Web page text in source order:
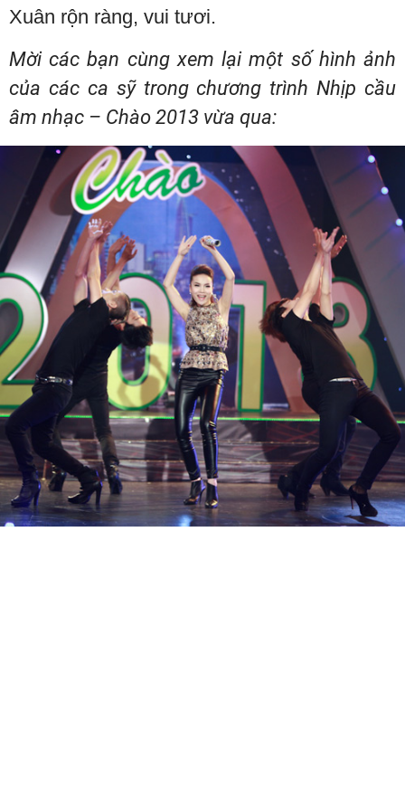
Xuân rộn ràng, vui tươi.
Mời các bạn cùng xem lại một số hình ảnh
của các ca sỹ trong chương trình Nhịp cầu
âm nhạc – Chào 2013 vừa qua: